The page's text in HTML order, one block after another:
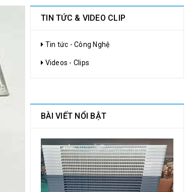
TIN TỨC & VIDEO CLIP
Tin tức - Công Nghệ
Videos - Clips
BÀI VIẾT NỔI BẬT